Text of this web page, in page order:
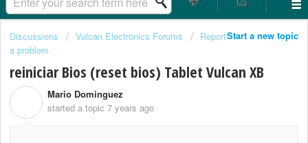
Start a new topic
Discussions Vulcan Electronics Forums
Report
a problem
reiniciar Bios (reset bios) Tablet Vulcan XB
Mario Dominguez
started a topic 7 years ago